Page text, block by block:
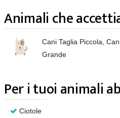
Animali che
Cani Taglia Piccola,
Grande
Per i tuoi animali
Ciotole